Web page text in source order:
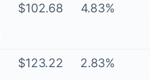
$102.68 4.83%
$123.22 2.83%